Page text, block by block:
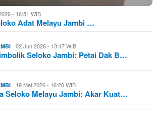
- 16:51 WIB
Adat Melayu Jambi …
02 Jun 2026 - 13:47 WIB
Seloko Jambi: Petai Dak B…
19 Mei 2026 - 16:20 WIB
Seloko Melayu Jambi: Akar Kuat…